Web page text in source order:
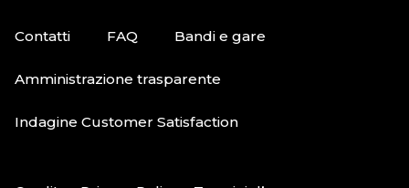
Contatti FAQ Bandi e gare
Amministrazione trasparente
Indagine Customer Satisfaction